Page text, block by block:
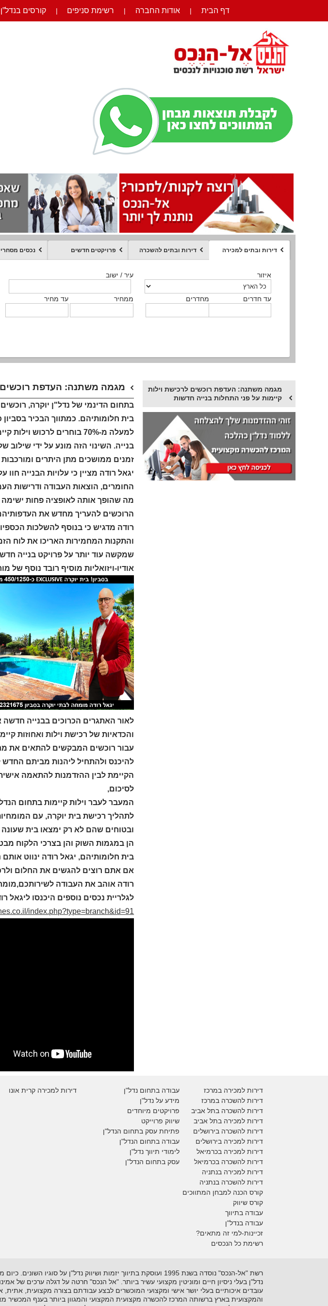
דף הבית | אודות החברה | רשימת סניפים | קורסים בנדל”ן
דירות ובתים למכירה דירות ובתים להשכרה פרויקטים חדשים נכסים
איזור
מחדרים עד חדרים
עיר / ישוב
ממחיר עד מחיר
איזור
מחדרים עד חדרים
עיר / ישוב
ממחיר עד מחיר
איזור
מחדרים עד חדרים
עיר / ישוב
ממחיר עד מחיר
איזור
סוג הנכס
עיר / ישוב
ממחיר עד מחיר
סוג הנכס ממחיר איזור
מחדרים עד חדרים
עיר / ישוב
מקומה עד קומה
איזור
סוג הנכס
עיר / ישוב
ממחיר עד מחיר
מגמה משתנה: העדפת רוכשים
בתחום הדינמי של נדל"ן יוקרה,
בית חלומותיהם. כמתווך הבכיר
למעלה מ-70% בוחרים
בנייה. השינוי הזה מונע על ידי
זמנים ממושכים מתן היתרים ומורכבות
יגאל רודה מציין כי עלויות הבנייה
החומרים, הוצאות העבודה ודרישות
מה שהופך אותה לאופציה פחות ישימה
הרוכשים להעריך מחדש את
רודה מדגיש כי בנוסף להשלכות
והתקנות המחמירות האריכו את לוח
שמקשה עוד יותר על פרויקט בנייה
אודיו-ויזואליות מוסיף רובד נוסף של
לאור האתגרים הכרוכים בבנייה חדשה
והכדאיות של רכישת וילות ואחוזות
עבור רוכשים המבקשים להתאים את
להיכנס ולהתחיל ליהנות מביתם
הקיימת לבין ההזדמנות להתאמה
לסיכום,
המעבר לעבר וילות קיימות בתחום
לתהליך רכישת בית יוקרה, עם
ובטוחים שהם לא רק ימצאו בית
הן במגמות השוק והן בצרכי הלקוח
בית חלומותיהם, יגאל רודה ינווט
אם אתם רוצים להגשים את החלום
רודה אוהב את העבודה לשירותכם,מומחה מספר 1 בסביון,הסיכוי הגבוה ביותר עבורכם
לגלריית נכסים נוספים היכנסו ליגאל
index.php?type=branch&id=91
מגמה משתנה: העדפת רוכשים לרכישת וילות
קיימות על פני התחלות בנייה חדשות
דירות למכירה קרית אונו
דירות למכירה במרכז
דירות להשכרה במרכז
דירות להשכרה בתל אביב
דירות למכירה בתל אביב
דירות להשכרה בירושלים
דירות למכירה בירושלים
דירות למכירהבכרמיאל
דירות להשכרהבכרמיאל
דירות למכירה בנתניה
דירות להשכרה בנתניה
קורס הכנה למבחן המתווכים
קורס שיווק
עבודה בתיווך
עבודה בנדל"ן
זכיינות-למי זה מתאים?
עבודה בתחום נדל"ן
מידע על נדל"ן
פרויקטים מיוחדים
שיווק פרוייקט
פתיחת עסק בתחום הנדל"ן
עבודה בתחום הנדל"ן
לימודי תיווך נדל"ן
עסק בתחום הנדל"ן
רשימת כל הנכסים
נדל"ן בעלי ניסיון חיים ומוניטין מקצועי עשיר ביותר. "אל הנכס" חרטה על דגלה ערכים של
עובדים איכותיים בעלי יושר אישי ומקצועי המוכשרים לבצע עבודתם בצורה מקצועית,
והמקצועית בארץ ברשותה המרכז להכשרה מקצועית המקצועי והמגוון ביותר בענף המכשיר